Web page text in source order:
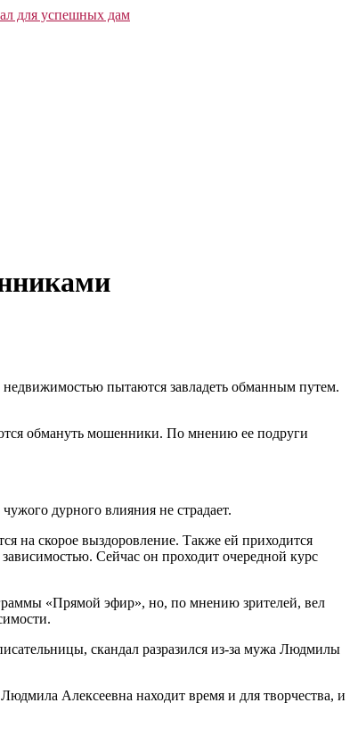
недвижимостью пытаются завладеть обманным путем.
обмануть мошенники. По мнению ее подруги
дурного влияния не страдает.
на скорое выздоровление. Также ей приходится
Сейчас он проходит очередной курс
«Прямой эфир», но, по мнению зрителей, вел
скандал разразился из-за мужа Людмилы
Алексеевна находит время и для творчества, и